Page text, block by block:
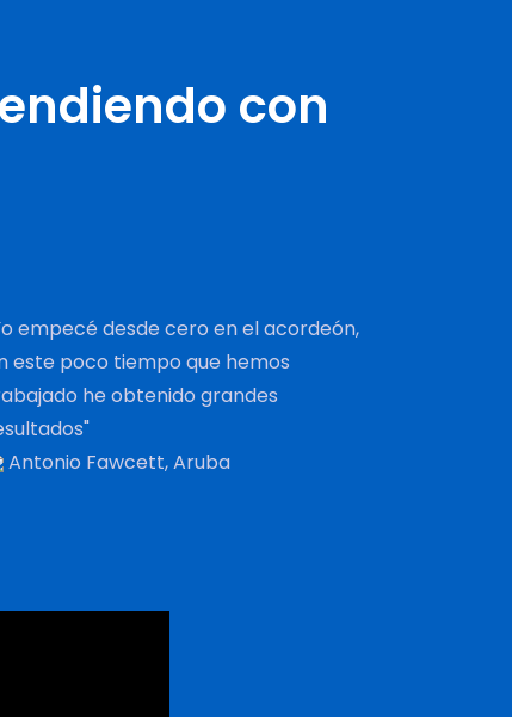
con
empecé desde cero en el acordeón,
este poco tiempo que hemos
he obtenido grandes
Antonio Fawcett, Aruba